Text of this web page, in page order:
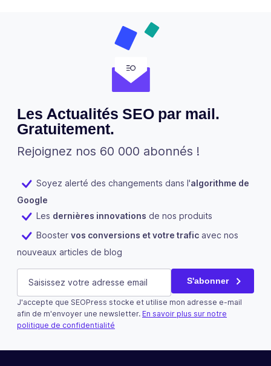
Les Actualités SEO par mail.
Gratuitement.
Rejoignez nos 60 000 abonnés !
Soyez alerté des changements dans l'algorithme de
Google
Les dernières innovations de nos produits
Booster vos conversions et votre trafic avec nos
nouveaux articles de blog
X/Twitter
Ce champ n’est utilisé qu’à des fins de validation et
E-mail (Nécessaire) S'abonner
J'accepte que SEOPress stocke et utilise mon adresse e-mail
afin de m'envoyer une newsletter. En savoir plus sur notre
politique de confidentialité